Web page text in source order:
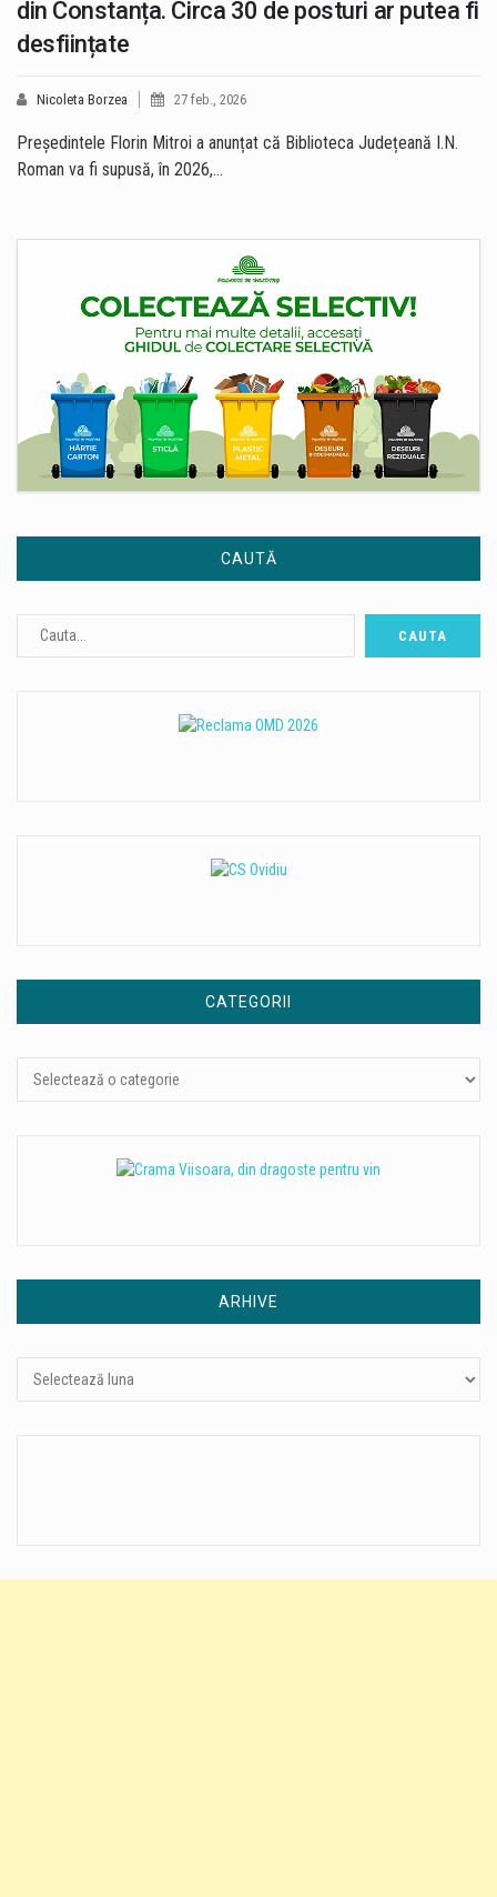
din Constanța. Circa 30 de posturi ar putea fi
desființate
Nicoleta Borzea 27 feb., 2026
Președintele Florin Mitroi a anunțat că Biblioteca Județeană I.N.
Roman va fi supusă, în 2026,…
CAUTĂ
CATEGORII
ARHIVE